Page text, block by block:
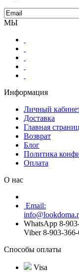
МЫ
Информация
Личный
Доставка
Главная
Возврат
Блог
Политика
Оплата
О нас
Email:
WhatsApp 8-
Viber 8-903-
Способы оплаты
Visa